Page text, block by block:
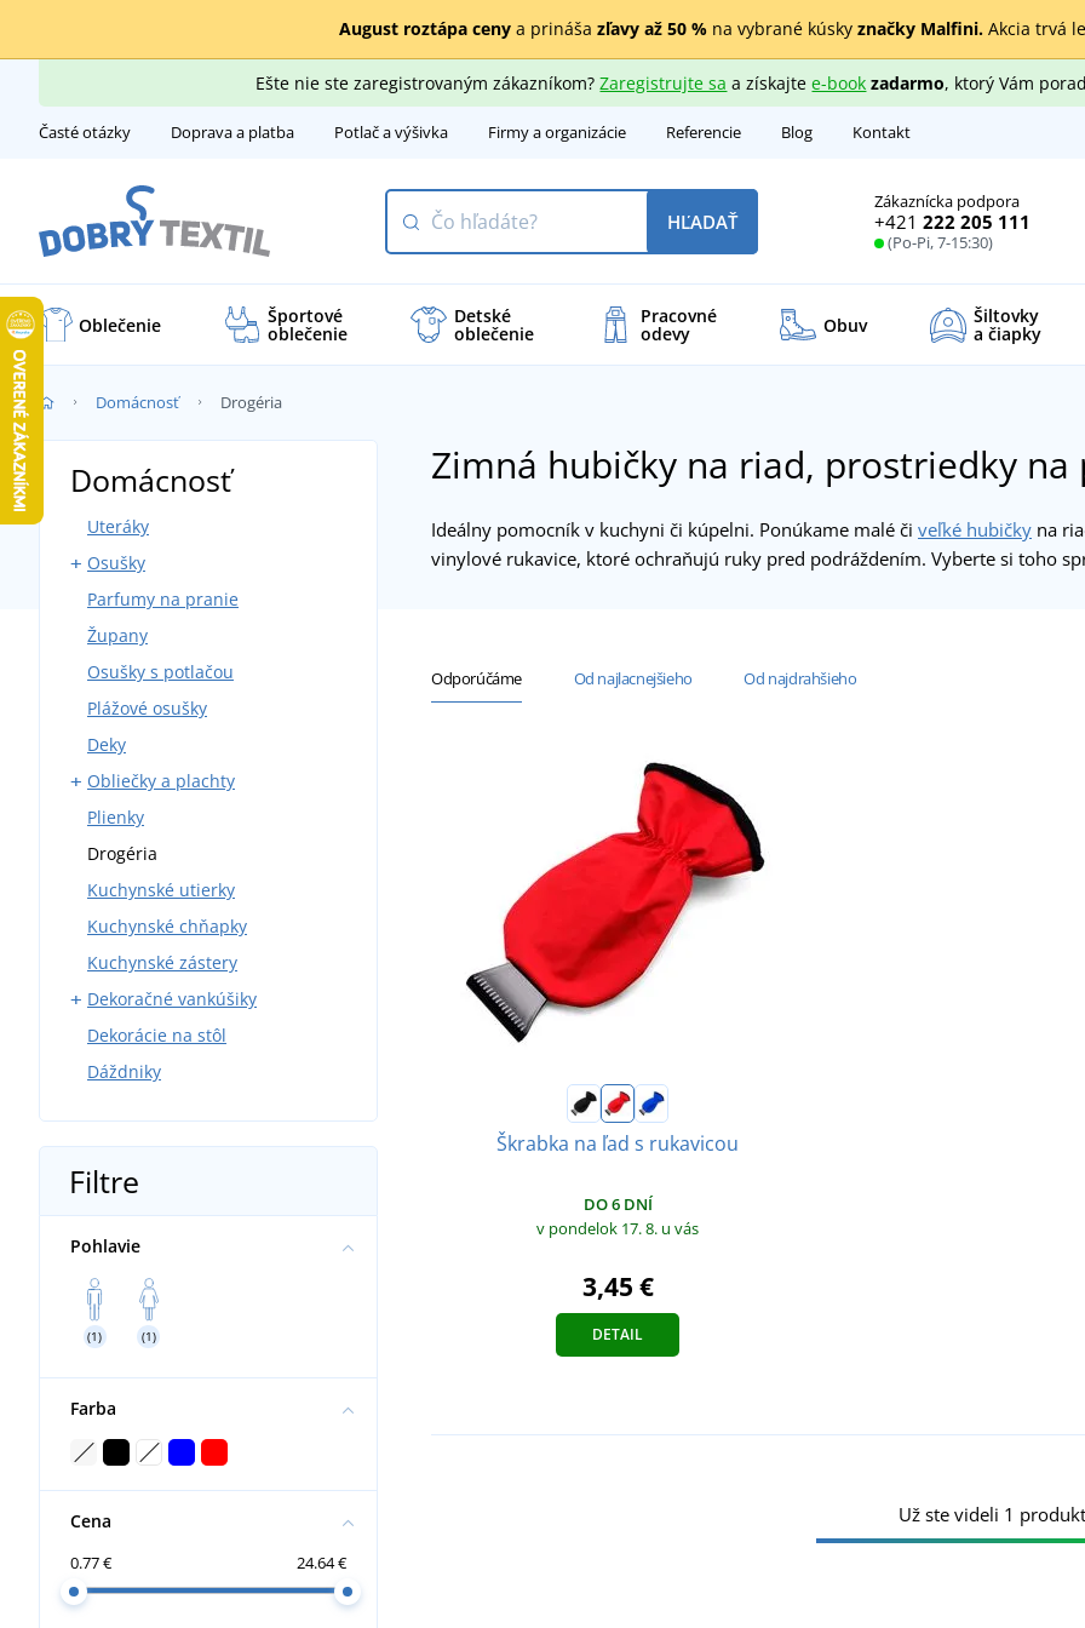
August roztápa cenya prináša zľavy až 50 %na vybrané kúsky značky Malfini.Akcia trvá
Ešte nie ste zaregistrovaným zákazníkom?Zaregistrujte sa a získajtee-book zadarmo, ktorý Vám
Časté otázky Doprava a platba Potlač a výšivka Firmy a organizácie Referencie Blog Kontakt
Zákaznícka podpora
+421 222 205 111
(Po-Pi, 7-15:30)
HĽADAŤ
Oblečenie Športové
oblečenie
Detské
oblečenie
Pracovné
odevy Obuv Šiltovky
a čiapky
Domácnosť Drogéria
Zimná hubičky na riad, prostriedky
Ideálny pomocník v kuchyni či kúpelni. Ponúkame malé či veľké hubičky na
vinylové rukavice, ktoré ochraňujú ruky pred podráždením. Vyberte si toho
Domácnosť
Uteráky
Osušky
Osušky s potlačou
Detské pončá
Parfumy na pranie
Župany
Osušky s potlačou
Plážové osušky
Deky
Obliečky a plachty
Bavlnené obliečky
Krepové obliečky
Mikroplyšové obliečky
Plachty
Detské obliečky
Damaškové obliečky
Obliečky z bavlneného
Plienky
Drogéria
Kuchynské utierky
Kuchynské chňapky
Kuchynské zástery
Dekoračné vankúšiky
Obliečky na vankúše
Vankúšiky s potlačou
Dekorácie na stôl
Dáždniky
Filtre
Pohlavie
(1) (1)
Farba
Cena
0.77 € 24.64 €
Odporúčáme Od najlacnejšieho Od najdrahšieho
Škrabka na ľad s rukavicou
DO 6 DNÍ
v pondelok 17. 8. u vás
3,45 €
DETAIL
Už ste videli 1